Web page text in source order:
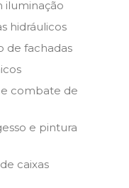
iluminação
hidráulicos
de fachadas
combate de
e pintura
caixas